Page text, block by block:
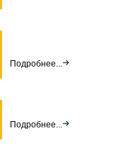
Подробнее...
Подробнее...